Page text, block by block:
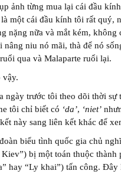
ảnh từng mua lại cái đầu
một cái đầu kính tôi rất quý,
nặng nữa và mắt kém,
nâng niu nó mãi, thà để nó
qua và Malaparte ruổi lại.
vậy.
ngày trước tôi theo dõi thời sự
tôi chỉ biết có ‘da’, ‘niet’
này sang liên kết khác để
biểu tình quốc gia chủ
bị một toán thuộc thành
hay “Ly khai”) tấn công.